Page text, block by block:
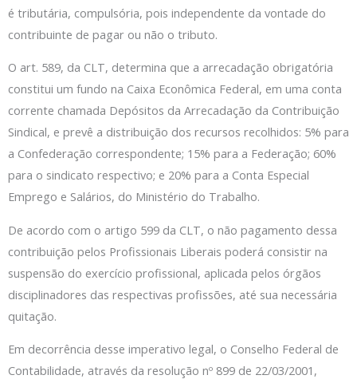
é tributária, compulsória, pois independente da vontade do
contribuinte de pagar ou não o tributo.
O art. 589, da CLT, determina que a arrecadação obrigatória
constitui um fundo na Caixa Econômica Federal, em uma conta
corrente chamada Depósitos da Arrecadação da Contribuição
Sindical, e prevê a distribuição dos recursos recolhidos: 5% para
a Confederação correspondente; 15% para a Federação; 60%
para o sindicato respectivo; e 20% para a Conta Especial
Emprego e Salários, do Ministério do Trabalho.
De acordo com o artigo 599 da CLT, o não pagamento dessa
contribuição pelos Profissionais Liberais poderá consistir na
suspensão do exercício profissional, aplicada pelos órgãos
disciplinadores das respectivas profissões, até sua necessária
quitação.
Em decorrência desse imperativo legal, o Conselho Federal de
Contabilidade, através da resolução nº 899 de 22/03/2001,